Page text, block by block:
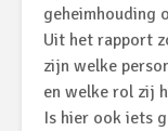
geheimhouding
Uit het rapport
zijn welke
en welke rol zij
Is hier ook iets